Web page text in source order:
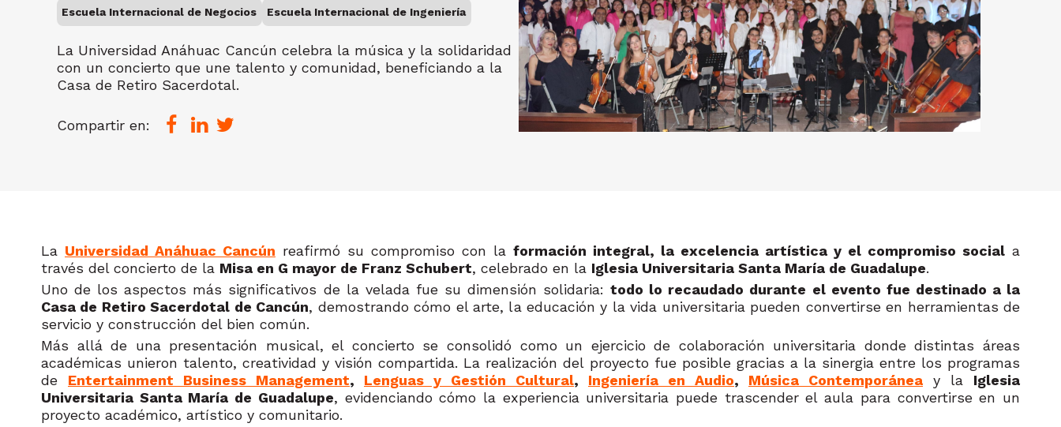
Escuela Internacional de Negocios Escuela Internacional de Ingeniería
La Universidad Anáhuac Cancún celebra la música y la solidaridad
con un concierto que une talento y comunidad, beneficiando a la
Casa de Retiro Sacerdotal.
Compartir en:
La Universidad Anáhuac Cancún reafirmó su compromiso con la formación integral, la excelencia artística y el compromiso social a
través del concierto de la Misa en G mayor de Franz Schubert, celebrado en la Iglesia Universitaria Santa María de Guadalupe.
Uno de los aspectos más significativos de la velada fue su dimensión solidaria:todo lo recaudado durante el evento fue destinado a la
Casa de Retiro Sacerdotal de Cancún, demostrando cómo el arte, la educación y la vida universitaria pueden convertirse en herramientas de
servicio y construcción del bien común.
Más allá de una presentación musical, el concierto se consolidó como un ejercicio de colaboración universitaria donde distintas áreas
académicas unieron talento, creatividad y visión compartida. La realización del proyecto fue posible gracias a la sinergia entre los programas
de Entertainment Business Management, Lenguas y Gestión Cultural, Ingeniería en Audio, Música Contemporánea y la Iglesia
Universitaria Santa María de Guadalupe, evidenciando cómo la experiencia universitaria puede trascender el aula para convertirse en un
proyecto académico, artístico y comunitario.